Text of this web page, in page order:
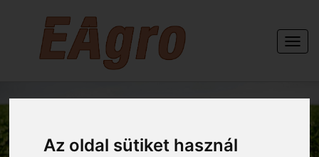
Az oldal sütiket használ